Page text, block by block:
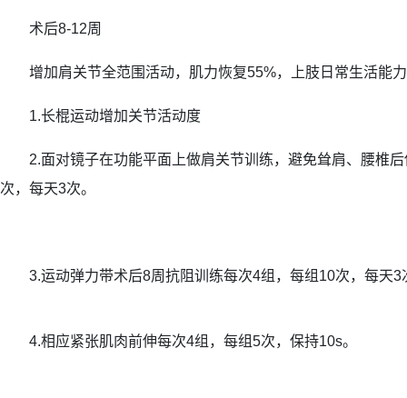
术后8-12周
增加肩关节全范围活动，肌力恢复55%，上肢日常生活能力
1.长棍运动增加关节活动度
2.面对镜子在功能平面上做肩关节训练，避免耸肩、腰椎后
次，每天3次。
3.运动弹力带术后8周抗阻训练每次4组，每组10次，每天3
4.相应紧张肌肉前伸每次4组，每组5次，保持10s。